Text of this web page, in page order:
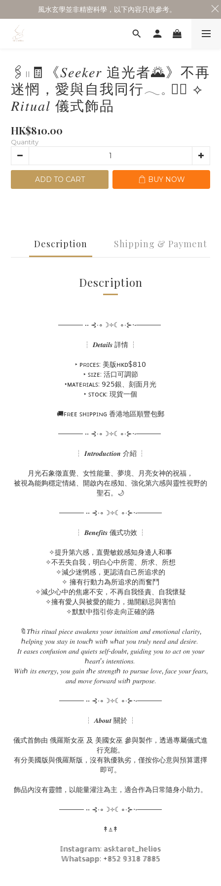
🖇𓏻🧾《𝑆𝑒𝑒𝑘𝑒𝑟 追光者🌄》不再
迷惘，愛與自我同行𓂃𓈒 ✍🏻 ⟡
𝑅𝑖𝑡𝑢𝑎𝑙 儀式飾品
HK$810.00
Quantity
ADD TO CART BUY NOW
Description Shipping & Payment
Description
───── •• ⊰∙∘☽༓☾∘∙⊱⋅•─────
┆ 𝑫𝒆𝒕𝒂𝒊𝒍𝒔 詳情 ┆
‣ ᴘʀɪᴄᴇꜱ: 美版ʜᴋᴅ$𝟪𝟣𝟢
‣ ꜱɪᴢᴇ: 活口可調節
‣ᴍᴀᴛᴇʀɪᴀʟꜱ: 𝟫𝟤𝟧銀、刻面月光
‣ ꜱᴛᴏᴄᴋ: 現貨一個
🚚ꜰʀᴇᴇ ꜱʜɪᴘᴘɪɴɢ 香港地區順豐包郵
───── •• ⊰∙∘☽༓☾∘∙⊱⋅•─────
┆ 𝑰𝒏𝒕𝒓𝒐𝒅𝒖𝒄𝒕𝒊𝒐𝒏 介紹 ┆
月光石象徵直覺、女性能量、夢境、月亮女神的祝福，
被視為能夠穩定情緒、開啟內在感知、強化第六感與靈性視野的
聖石。🌙
───── •• ⊰∙∘☽༓☾∘∙⊱⋅•─────
┆ 𝑩𝒆𝒏𝒆𝒇𝒊𝒕𝒔 儀式功效 ┆
✧提升第六感，直覺敏銳感知身邊人和事
✧不丟失自我，明白心中所需、所求、所想
✧減少迷惘感，更認清自己所追求的
✧ 擁有行動力為所追求的而奮鬥
✧減少心中的焦慮不安，不再自我怪責、自我懷疑
✧擁有愛人與被愛的能力，拋開顧忌與害怕
✧默默中指引你走向正確的路
🔖𝑇ℎ𝑖𝑠 𝑟𝑖𝑡𝑢𝑎𝑙 𝑝𝑖𝑒𝑐𝑒 𝑎𝑤𝑎𝑘𝑒𝑛𝑠 𝑦𝑜𝑢𝑟 𝑖𝑛𝑡𝑢𝑖𝑡𝑖𝑜𝑛 𝑎𝑛𝑑 𝑒𝑚𝑜𝑡𝑖𝑜𝑛𝑎𝑙 𝑐𝑙𝑎𝑟𝑖𝑡𝑦,
ℎ𝑒𝑙𝑝𝑖𝑛𝑔 𝑦𝑜𝑢 𝑠𝑡𝑎𝑦 𝑖𝑛 𝑡𝑜𝑢𝑐ℎ 𝑤𝑖𝑡ℎ 𝑤ℎ𝑎𝑡 𝑦𝑜𝑢 𝑡𝑟𝑢𝑙𝑦 𝑛𝑒𝑒𝑑 𝑎𝑛𝑑 𝑑𝑒𝑠𝑖𝑟𝑒.
𝐼𝑡 𝑒𝑎𝑠𝑒𝑠 𝑐𝑜𝑛𝑓𝑢𝑠𝑖𝑜𝑛 𝑎𝑛𝑑 𝑞𝑢𝑖𝑒𝑡𝑠 𝑠𝑒𝑙𝑓-𝑑𝑜𝑢𝑏𝑡, 𝑔𝑢𝑖𝑑𝑖𝑛𝑔 𝑦𝑜𝑢 𝑡𝑜 𝑎𝑐𝑡 𝑜𝑛 𝑦𝑜𝑢𝑟
ℎ𝑒𝑎𝑟𝑡’𝑠 𝑖𝑛𝑡𝑒𝑛𝑡𝑖𝑜𝑛𝑠.
𝑊𝑖𝑡ℎ 𝑖𝑡𝑠 𝑒𝑛𝑒𝑟𝑔𝑦, 𝑦𝑜𝑢 𝑔𝑎𝑖𝑛 𝑡ℎ𝑒 𝑠𝑡𝑟𝑒𝑛𝑔𝑡ℎ 𝑡𝑜 𝑝𝑢𝑟𝑠𝑢𝑒 𝑙𝑜𝑣𝑒, 𝑓𝑎𝑐𝑒 𝑦𝑜𝑢𝑟 𝑓𝑒𝑎𝑟𝑠,
𝑎𝑛𝑑 𝑚𝑜𝑣𝑒 𝑓𝑜𝑟𝑤𝑎𝑟𝑑 𝑤𝑖𝑡ℎ 𝑝𝑢𝑟𝑝𝑜𝑠𝑒.
───── •• ⊰∙∘☽༓☾∘∙⊱⋅•─────
┆ 𝑨𝒃𝒐𝒖𝒕 關於 ┆
儀式首飾由 俄羅斯女巫 及 美國女巫 參與製作，透過專屬儀式進
行充能。
有分美國版與俄羅斯版，沒有孰優孰劣，僅按你心意與預算選擇
即可。
飾品內沒有靈體，以能量灌注為主，適合作為日常隨身小助力。
───── •• ⊰∙∘☽༓☾∘∙⊱⋅•─────
↟⍋↟
𝕀𝕟𝕤𝕥𝕒𝕘𝕣𝕒𝕞: 𝕒𝕤𝕜𝕥𝕒𝕣𝕠𝕥_𝕙𝕖𝕝𝕚𝕠𝕤
𝕎𝕙𝕒𝕥𝕤𝕒𝕡𝕡: +𝟠𝟝𝟚 𝟡𝟛𝟙𝟠 𝟟𝟠𝟠𝟝
風水玄學並非精密科學，以下內容只供參考。